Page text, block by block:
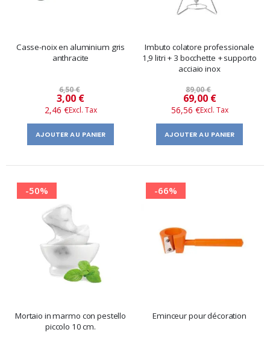
Casse-noix en aluminium gris
anthracite
6,50 €
Prix
​​
spécial
3,00 €
2,46 €
AJOUTER AU PANIER
Imbuto colatore professionale
1,9 litri + 3 bocchette + supporto
acciaio inox
89,00 €
Prix
​​
spécial
69,00 €
56,56 €
AJOUTER AU PANIER
-50%
Mortaio in marmo con pestello
piccolo 10 cm.
-66%
Eminceur pour décoration